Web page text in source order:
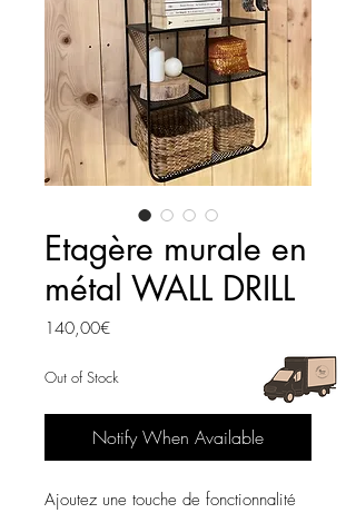
Etagère murale en
métal WALL DRILL
140,00€Price
Out of Stock
Notify When Available
Ajoutez une touche de fonctionnalité